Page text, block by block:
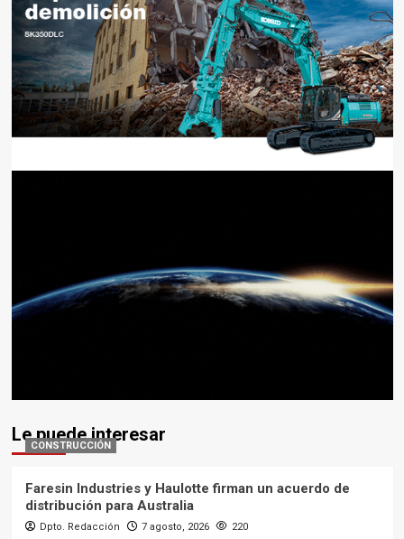
Le puede interesar
CONSTRUCCIÓN
Faresin Industries y Haulotte firman un acuerdo de
distribución para Australia
Dpto. Redacción 7 agosto, 2026 220